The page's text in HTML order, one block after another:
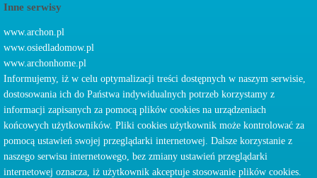
Inne serwisy
www.archon.pl
www.osiedladomow.pl
www.archonhome.pl
Informujemy, iż w celu optymalizacji treści dostępnych w naszym serwisie,
dostosowania ich do Państwa indywidualnych potrzeb korzystamy z
informacji zapisanych za pomocą plików cookies na urządzeniach
końcowych użytkowników. Pliki cookies użytkownik może kontrolować za
pomocą ustawień swojej przeglądarki internetowej. Dalsze korzystanie z
naszego serwisu internetowego, bez zmiany ustawień przeglądarki
internetowej oznacza, iż użytkownik akceptuje stosowanie plików cookies.